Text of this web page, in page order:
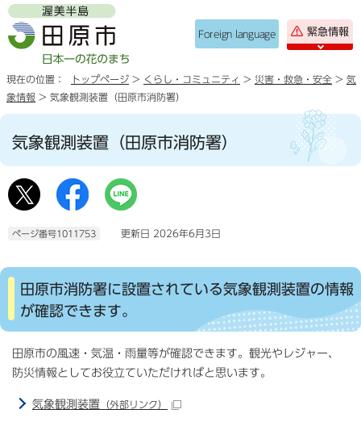
Foreign language 緊急情報
現在の位置： トップページ > くらし・コミュニティ > 災害・救急・安全 > 気
象情報 > 気象観測装置（田原市消防署）
気象観測装置（田原市消防署）
ページ番号1011753 更新日 2026年6月3日
田原市消防署に設置されている気象観測装置の情報
が確認できます。
田原市の風速・気温・雨量等が確認できます。観光やレジャー、
防災情報としてお役立ていただければと思います。
気象観測装置 （外部リンク）